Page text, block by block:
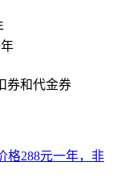
券和代金券
格288元一年，非